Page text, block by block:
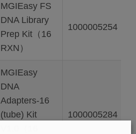
MGIEasy FS
DNA Library
Prep Kit（16
RXN）
1000005254
MGIEasy
DNA
Adapters-16
(tube) Kit
1000005284